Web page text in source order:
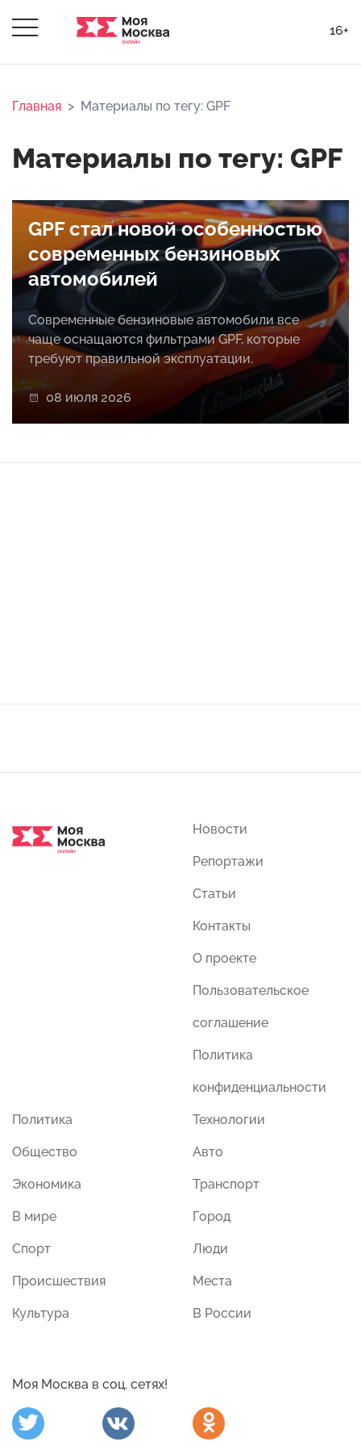
16+
Главная Материалы по тегу: GPF
Материалы по тегу: GPF
GPF стал новой особенностью
современных бензиновых
автомобилей
Современные бензиновые автомобили все
чаще оснащаются фильтрами GPF, которые
требуют правильной эксплуатации.
08 июля 2026
Новости
Репортажи
Статьи
Контакты
О проекте
Пользовательское
соглашение
Политика
конфиденциальности
Политика
Общество
Экономика
В мире
Спорт
Происшествия
Культура
Технологии
Авто
Транспорт
Город
Люди
Места
В России
Моя Москва в соц. сетях!